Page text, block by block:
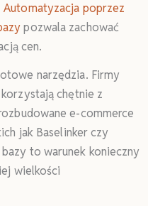
Automatyzacja poprzez
pozwala zachować
cen.
narzędzia. Firmy
chętnie z
e-commerce
jak Baselinker czy
to warunek konieczny
wielkości